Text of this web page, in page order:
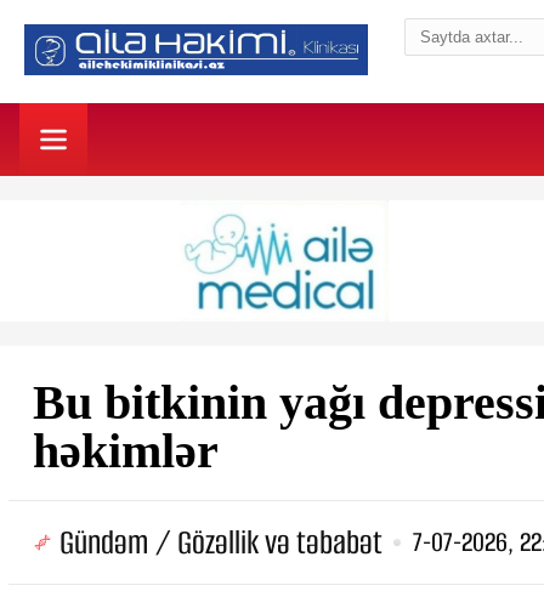
Bu bitkinin yağı
həkimlər
Gündəm / Gözəllik və təbabət 7-07-2026,